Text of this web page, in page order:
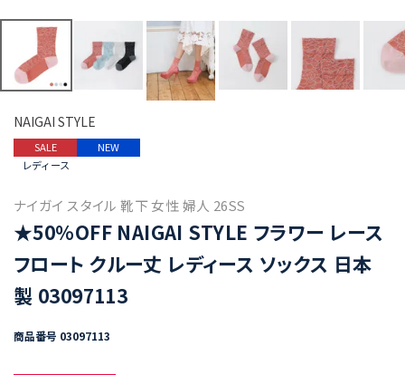
NAIGAI STYLE
SALE
NEW
レディース
ナイガイ スタイル 靴下 女性 婦人 26SS
★50％OFF NAIGAI STYLE フラワー レース
フロート クルー丈 レディース ソックス 日本
製 03097113
商品番号 03097113